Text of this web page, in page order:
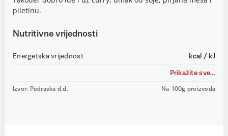
piletinu.
Nutritivne vrijednosti
Energetska vrijednost kcal / kJ
Prikažite sve...
Izvor: Podravka d.d. Na 100g proizvoda